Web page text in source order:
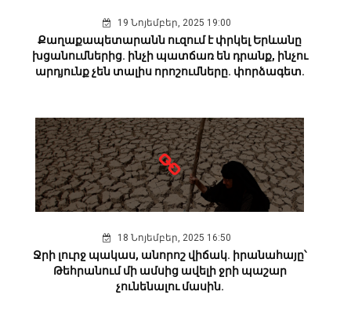
19 Նոյեմբեր, 2025 19:00
Քաղաքապետարանն ուզում է փրկել Երևանը
խցանումներից. ինչի պատճառ են դրանք, ինչու
արդյունք չեն տալիս որոշումները. փորձագետ.
18 Նոյեմբեր, 2025 16:50
Ջրի լուրջ պակաս, անորոշ վիճակ. իրանահայը՝
Թեհրանում մի ամսից ավելի ջրի պաշար
չունենալու մասին.